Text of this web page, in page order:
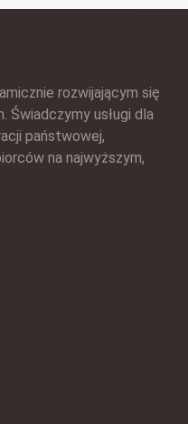
rozwijającym się
Świadczymy usługi dla
państwowej,
na najwyższym,